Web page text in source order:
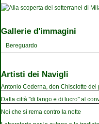
Gallerie d'immagini
Bereguardo
Artisti dei Navigli
Antonio Cederna, don Chisciotte del
Dalla città "di fango e di lucro" al
Noi che si rema contro la notte